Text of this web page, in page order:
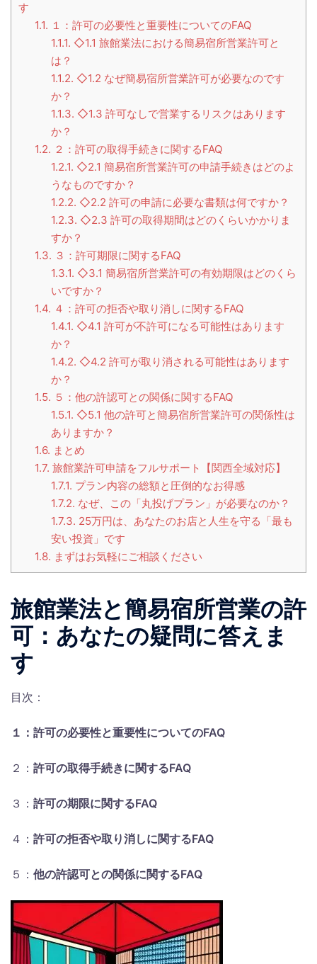
す
1.1. １：許可の必要性と重要性についてのFAQ
1.1.1. ◇1.1 旅館業法における簡易宿所営業許可と
は？
1.1.2. ◇1.2 なぜ簡易宿所営業許可が必要なのです
か？
1.1.3. ◇1.3 許可なしで営業するリスクはあります
か？
1.2. ２：許可の取得手続きに関するFAQ
1.2.1. ◇2.1 簡易宿所営業許可の申請手続きはどのよ
うなものですか？
1.2.2. ◇2.2 許可の申請に必要な書類は何ですか？
1.2.3. ◇2.3 許可の取得期間はどのくらいかかりま
すか？
1.3. ３：許可期限に関するFAQ
1.3.1. ◇3.1 簡易宿所営業許可の有効期限はどのくら
いですか？
1.4. ４：許可の拒否や取り消しに関するFAQ
1.4.1. ◇4.1 許可が不許可になる可能性はあります
か？
1.4.2. ◇4.2 許可が取り消される可能性はあります
か？
1.5. ５：他の許認可との関係に関するFAQ
1.5.1. ◇5.1 他の許可と簡易宿所営業許可の関係性は
ありますか？
1.6. まとめ
1.7. 旅館業許可申請をフルサポート【関西全域対応】
1.7.1. プラン内容の総額と圧倒的なお得感
1.7.2. なぜ、この「丸投げプラン」が必要なのか？
1.7.3. 25万円は、あなたのお店と人生を守る「最も
安い投資」です
1.8. まずはお気軽にご相談ください
旅館業法と簡易宿所営業の許
可：あなたの疑問に答えま
す
目次：
１：許可の必要性と重要性についてのFAQ
２： 許可の取得手続きに関するFAQ
３： 許可の期限に関するFAQ
４： 許可の拒否や取り消しに関するFAQ
５： 他の許認可との関係に関するFAQ